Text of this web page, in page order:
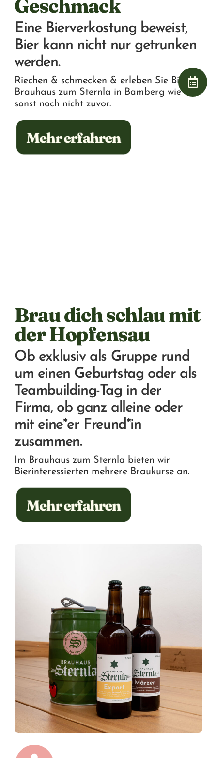
Eine Bierverkostung beweist,
Bier kann nicht nur getrunken
werden.
Riechen & schmecken & erleben Sie Bier im
Brauhaus zum Sternla in Bamberg wie
sonst noch nicht zuvor.
Mehr erfahren
Brau dich schlau mit
der Hopfensau
Ob exklusiv als Gruppe rund
um einen Geburtstag oder als
Teambuilding-Tag in der
Firma, ob ganz alleine oder
mit eine*er Freund*in
zusammen.
Im Brauhaus zum Sternla bieten wir
Bierinteressierten mehrere Braukurse an.
Mehr erfahren